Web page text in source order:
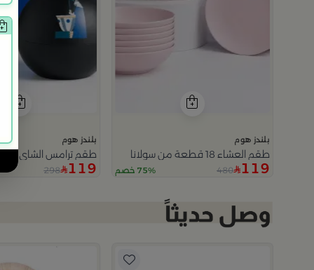
بلندز هوم
طقم العشاء 18 قطعة من سولانا
119
480 75% خصم
بلندز هوم
طقم ترامس الشاي و
119
298